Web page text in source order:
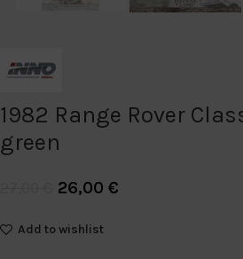
1982 Range Rover
green
26,00 €
Add to wishlist